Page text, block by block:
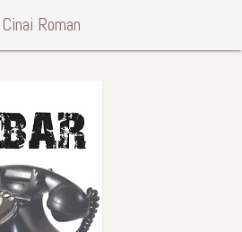
Cinai Roman